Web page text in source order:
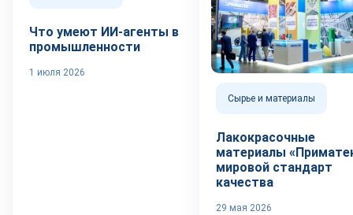
Что умеют ИИ-агенты в
промышленности
1 июля 2026
Сырье и материалы
Лакокрасочные
материалы
мировой стандарт
качества
29 мая 2026